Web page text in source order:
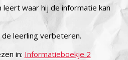
leert waar hij de informatie kan
leerling verbeteren.
in: Informatieboekje 2